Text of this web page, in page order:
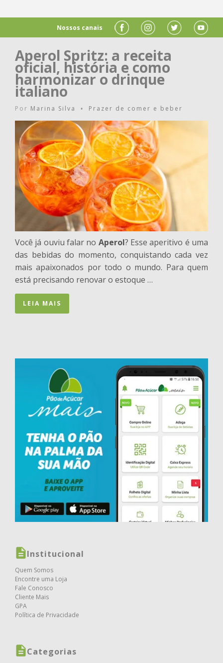
Nossos canais
Aperol Spritz: a receita
oficial, história e como
harmonizar o drinque
italiano
Por Marina Silva • Prazer de comer e beber
Você já ouviu falar no Aperol? Esse aperitivo é uma
das bebidas do momento, conquistando cada vez
mais apaixonados por todo o mundo. Para quem
está precisando renovar o estoque …
LEIA MAIS
Institucional
Quem Somos
Encontre uma Loja
Fale Conosco
Cliente Mais
GPA
Política de Privacidade
Categorias